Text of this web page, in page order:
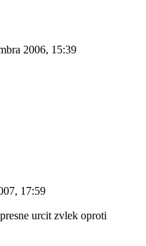
2006, 15:39
17:59
urcit zvlek oproti